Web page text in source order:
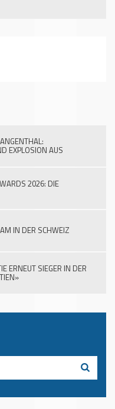
EXPLOSION AUS
2026: DIE
IN DER SCHWEIZ
ERNEUT SIEGER IN DER